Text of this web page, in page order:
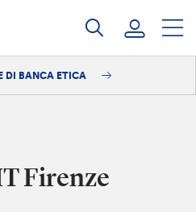
DI BANCA ETICA
Firenze